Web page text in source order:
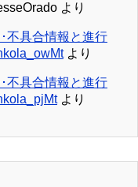
より
不具合情報と進行
より
不具合情報と進行
より